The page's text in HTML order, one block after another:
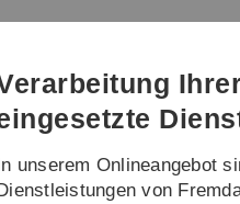
unserem Onlineangebot
von